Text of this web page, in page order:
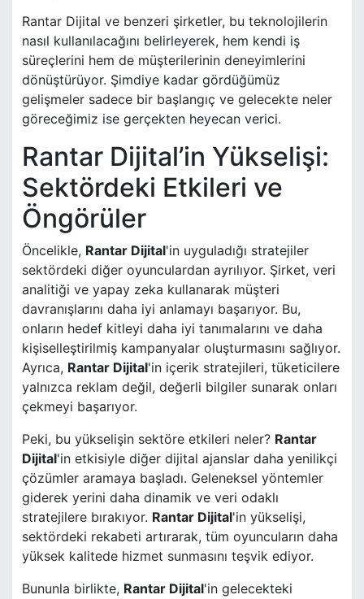
Rantar Dijital ve benzeri şirketler, bu teknolojilerin
nasıl kullanılacağını belirleyerek, hem kendi iş
süreçlerini hem de müşterilerinin deneyimlerini
dönüştürüyor. Şimdiye kadar gördüğümüz
gelişmeler sadece bir başlangıç ve gelecekte neler
göreceğimiz ise gerçekten heyecan verici.
Rantar Dijital’in Yükselişi:
Sektördeki Etkileri ve
Öngörüler
Öncelikle, Rantar Dijital'in uyguladığı stratejiler
sektördeki diğer oyunculardan ayrılıyor. Şirket, veri
analitiği ve yapay zeka kullanarak müşteri
davranışlarını daha iyi anlamayı başarıyor. Bu,
onların hedef kitleyi daha iyi tanımalarını ve daha
kişiselleştirilmiş kampanyalar oluşturmasını sağlıyor.
Ayrıca, Rantar Dijital'in içerik stratejileri, tüketicilere
yalnızca reklam değil, değerli bilgiler sunarak onları
çekmeyi başarıyor.
Peki, bu yükselişin sektöre etkileri neler? Rantar
Dijital'in etkisiyle diğer dijital ajanslar daha yenilikçi
çözümler aramaya başladı. Geleneksel yöntemler
giderek yerini daha dinamik ve veri odaklı
stratejilere bırakıyor. Rantar Dijital'in yükselişi,
sektördeki rekabeti artırarak, tüm oyuncuların daha
yüksek kalitede hizmet sunmasını teşvik ediyor.
Bununla birlikte, Rantar Dijital'in gelecekteki